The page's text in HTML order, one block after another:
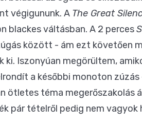
végigununk. A The Great
blackes váltásban. A 2 perces
között - ám ezt követően
ki. Iszonyúan megörültem,
a későbbi monoton
ötletes téma megerőszakolás
pár tételről pedig nem vagyok